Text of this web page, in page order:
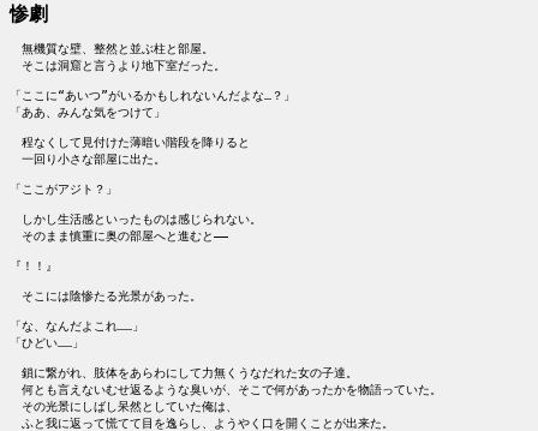
惨劇
無機質な壁、整然と並ぶ柱と部屋。
そこは洞窟と言うより地下室だった。
「ここに“あいつ”がいるかもしれないんだよな…？」
「ああ、みんな気をつけて」
程なくして見付けた薄暗い階段を降りると
一回り小さな部屋に出た。
「ここがアジト？」
しかし生活感といったものは感じられない。
そのまま慎重に奥の部屋へと進むと――
『！！』
そこには陰惨たる光景があった。
「な、なんだよこれ……」
「ひどい……」
鎖に繋がれ、肢体をあらわにして力無くうなだれた女の子達。
何とも言えないむせ返るような臭いが、そこで何があったかを物語っていた。
その光景にしばし呆然としていた俺は、
ふと我に返って慌てて目を逸らし、ようやく口を開くことが出来た。